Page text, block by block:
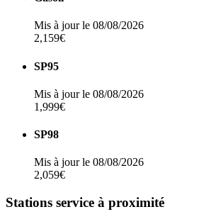
Mis à jour le 08/08/2026
2,159€
SP95
Mis à jour le 08/08/2026
1,999€
SP98
Mis à jour le 08/08/2026
2,059€
Stations service à proximité